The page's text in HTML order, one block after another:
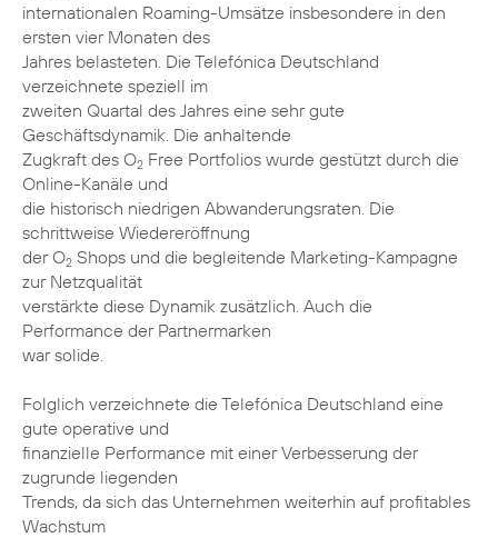
internationalen Roaming-Umsätze insbesondere in den
ersten vier Monaten des
Jahres belasteten. Die Telefónica Deutschland
verzeichnete speziell im
zweiten Quartal des Jahres eine sehr gute
Geschäftsdynamik. Die anhaltende
Zugkraft des O2 Free Portfolios wurde gestützt durch die
Online-Kanäle und
die historisch niedrigen Abwanderungsraten. Die
schrittweise Wiedereröffnung
der O2 Shops und die begleitende Marketing-Kampagne
zur Netzqualität
verstärkte diese Dynamik zusätzlich. Auch die
Performance der Partnermarken
war solide.
Folglich verzeichnete die Telefónica Deutschland eine
gute operative und
finanzielle Performance mit einer Verbesserung der
zugrunde liegenden
Trends, da sich das Unternehmen weiterhin auf profitables
Wachstum